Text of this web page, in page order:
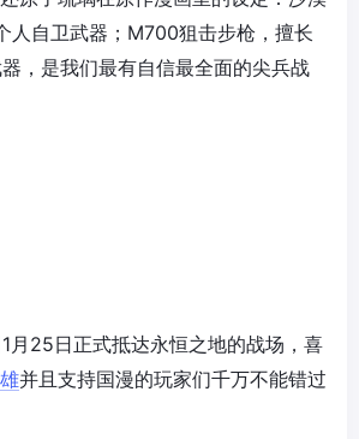
人自卫武器；M700狙击步枪，擅长
，是我们最有自信最全面的尖兵战
月25日正式抵达永恒之地的战场，喜
并且支持国漫的玩家们千万不能错过